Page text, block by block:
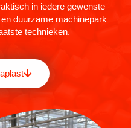
in iedere gewenste
duurzame machinepark
technieken.